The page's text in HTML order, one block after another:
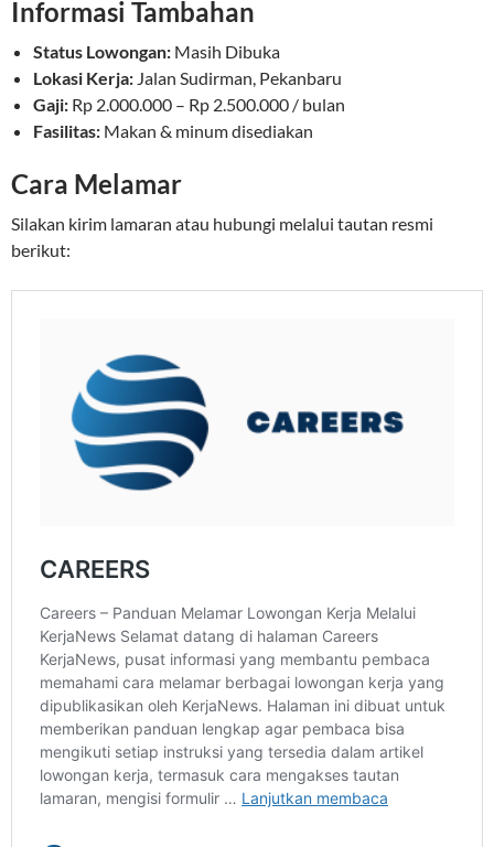
Informasi Tambahan
Status Lowongan: Masih Dibuka
Lokasi Kerja: Jalan Sudirman, Pekanbaru
Gaji: Rp 2.000.000 – Rp 2.500.000 / bulan
Fasilitas: Makan & minum disediakan
Cara Melamar
Silakan kirim lamaran atau hubungi melalui tautan resmi
berikut: